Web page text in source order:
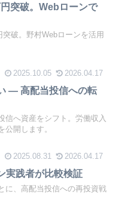
突破。Webローンで
破。野村Webローンを活用
2025.10.05 2026.04.17
― 高配当投信への転
信へ資産をシフト。労働収入
開します。
2025.08.31 2026.04.17
実践者が比較検証
に、高配当投信への再投資戦